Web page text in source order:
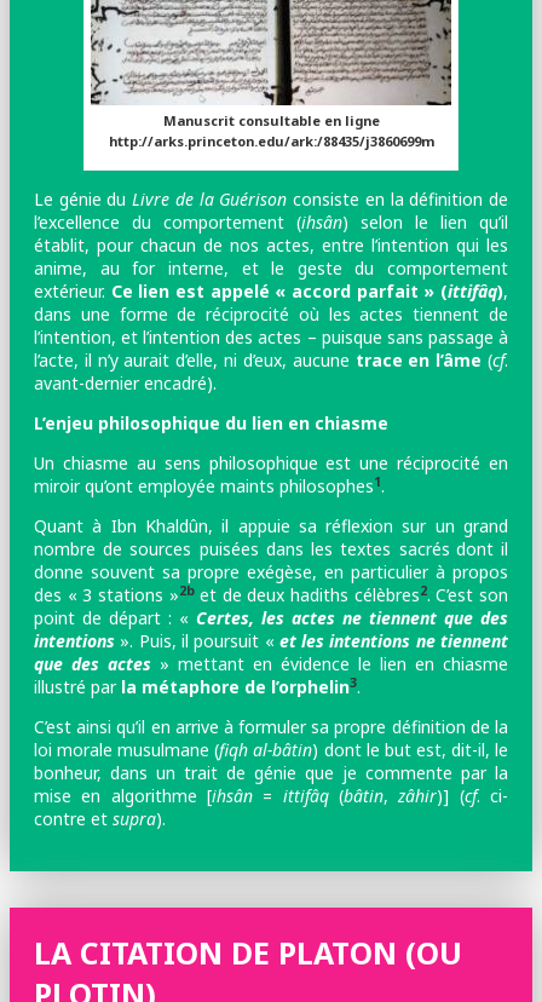
Manuscrit consultable en ligne
http://arks.princeton.edu/ark:/88435/j3860699m
Le génie duLivre de la Guérison consiste en la définition de
l’excellence du comportement (ihsân) selon le lien qu’il
établit, pour chacun de nos actes, entre l’intention qui les
anime, au for interne, et le geste du comportement
extérieur. Ce lien est appelé « accord parfait » (ittifâq),
dans une forme de réciprocité où les actes tiennent de
l’intention, et l’intention des actes – puisque sans passage à
l’acte, il n’y aurait d’elle, ni d’eux, aucune trace en l’âme (cf.
avant-dernier encadré).
L’enjeu philosophique du lien en chiasme
Un chiasme au sens philosophique est une réciprocité en
miroir qu’ont employée maints philosophes1.
Quant à Ibn Khaldûn, il appuie sa réflexion sur un grand
nombre de sources puisées dans les textes sacrés dont il
donne souvent sa propre exégèse, en particulier à propos
des « 3 stations »2bet de deux hadiths célèbres2. C’est son
point de départ : « Certes, les actes ne tiennent que des
intentions ». Puis, il poursuit « et les intentions ne tiennent
que des actes » mettant en évidence le lien en chiasme
illustré par la métaphore de l’orphelin3.
C’est ainsi qu’il en arrive à formuler sa propre définition de la
loi morale musulmane (fiqh al-bâtin) dont le but est, dit-il, le
bonheur, dans un trait de génie que je commente par la
mise en algorithme [ihsân = ittifâq(bâtin,zâhir)] (cf. ci-
contre et supra).
LA CITATION DE PLATON (OU